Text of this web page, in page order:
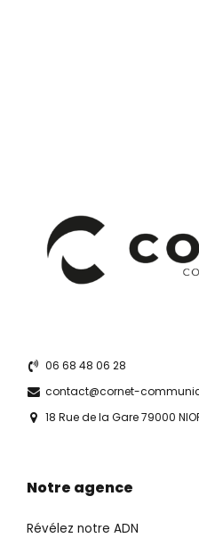
06 68 48 06 28
contact@cornet-
18 Rue de la Gare 79000
Notre agence
Révélez notre ADN